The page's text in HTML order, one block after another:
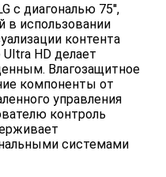
с диагональю 75'',
в использовании
контента
HD делает
Влагозащитное
компоненты от
управления
контроль
системами